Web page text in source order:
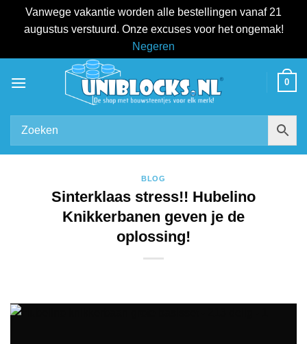
Vanwege vakantie worden alle bestellingen vanaf 21
augustus verstuurd. Onze excuses voor het ongemak!
Negeren
naar
0
BLOG
Sinterklaas stress!! Hubelino
Knikkerbanen geven je de
oplossing!